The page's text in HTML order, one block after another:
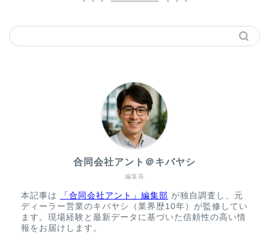
編集長
合同会社アント＠キバヤシ
本記事は 「合同会社アント」編集部 が独自調査し、元
ディーラー営業のキバヤシ（業界歴10年）が監修してい
ます。現場経験と最新データに基づいた信頼性の高い情
報をお届けします。